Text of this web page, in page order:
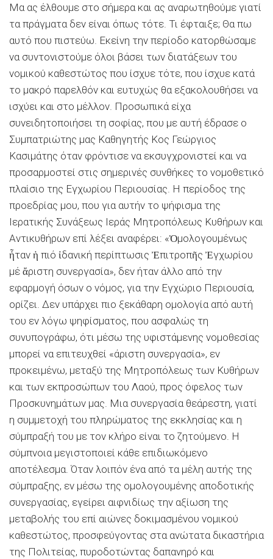
Μα ας έλθουμε στο σήμερα και ας αναρωτηθούμε γιατί
τα πράγματα δεν είναι όπως τότε. Τι έφταιξε; Θα πω
αυτό που πιστεύω. Εκείνη την περίοδο κατορθώσαμε
να συντονιστούμε όλοι βάσει των διατάξεων του
νομικού καθεστώτος που ίσχυε τότε, που ίσχυε κατά
το μακρό παρελθόν και ευτυχώς θα εξακολουθήσει να
ισχύει και στο μέλλον. Προσωπικά είχα
συνειδητοποιήσει τη σοφίας, που με αυτή έδρασε ο
Συμπατριώτης μας Καθηγητής Κος Γεώργιος
Κασιμάτης όταν φρόντισε να εκσυγχρονιστεί και να
προσαρμοστεί στις σημερινές συνθήκες το νομοθετικό
πλαίσιο της Εγχωρίου Περιουσίας. Η περίοδος της
προεδρίας μου, που για αυτήν το ψήφισμα της
Ιερατικής Συνάξεως Ιεράς Μητροπόλεως Κυθήρων και
Αντικυθήρων επί λέξει αναφέρει: «Ὁμολογουμένως
ἦταν ἡ πιό ἰδανική περίπτωσις Ἐπιτροπῆς Ἐγχωρίου
μέ ἄριστη συνεργασία», δεν ήταν άλλο από την
εφαρμογή όσων ο νόμος, για την Εγχώριο Περιουσία,
ορίζει. Δεν υπάρχει πιο ξεκάθαρη ομολογία από αυτή
του εν λόγω ψηφίσματος, που ασφαλώς τη
συνυπογράφω, ότι μέσω της υφιστάμενης νομοθεσίας
μπορεί να επιτευχθεί «άριστη συνεργασία», εν
προκειμένω, μεταξύ της Μητροπόλεως των Κυθήρων
και των εκπροσώπων του Λαού, προς όφελος των
Προσκυνημάτων μας. Μια συνεργασία θεάρεστη, γιατί
η συμμετοχή του πληρώματος της εκκλησίας και η
σύμπραξή του με τον κλήρο είναι το ζητούμενο. Η
σύμπνοια μεγιστοποιεί κάθε επιδιωκόμενο
αποτέλεσμα. Όταν λοιπόν ένα από τα μέλη αυτής της
σύμπραξης, εν μέσω της ομολογουμένης αποδοτικής
συνεργασίας, εγείρει αιφνιδίως την αξίωση της
μεταβολής του επί αιώνες δοκιμασμένου νομικού
καθεστώτος, προσφεύγοντας στα ανώτατα δικαστήρια
της Πολιτείας, πυροδοτώντας δαπανηρό και